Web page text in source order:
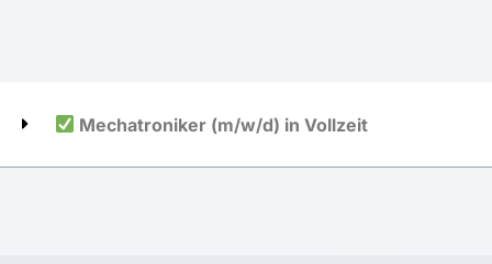
Mechatroniker (m/w/d) in Vollzeit